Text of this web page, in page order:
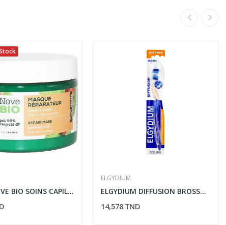
NAT & NOVE BIO SOINS CAPILLAIRES MASQUE...
ELGYDIUM
ELGYDIUM DIFFUSION BROSSE A DENTS MEDIUM
14,578 TND